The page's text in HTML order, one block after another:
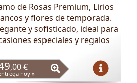
de Rosas Premium, Lirios
y flores de temporada.
y sofisticado, ideal para
especiales y regalos
,00 €
hoy »